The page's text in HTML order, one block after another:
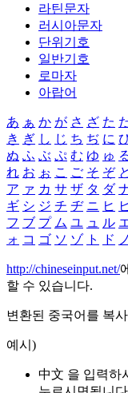
라틴문자
러시아문자
단위기호
일반기호
로마자
아랍어
あ ぁ か が さ ざ た
き ぎ し じ ち ぢ に
ぬ ふ ぶ ぷ む ゆ ゅ
れ お ぉ こ ご そ ぞ と
ア ァ カ サ ザ タ ダ
ギ シ ジ チ ヂ ニ ヒ
フ ブ プ ム ユ ュ ル
ォ コ ゴ ソ ゾ ト ド ノ
http://chineseinput.net/
할 수 있습니다.
변환된 중국어를 복
예시)
中文 을 입력하